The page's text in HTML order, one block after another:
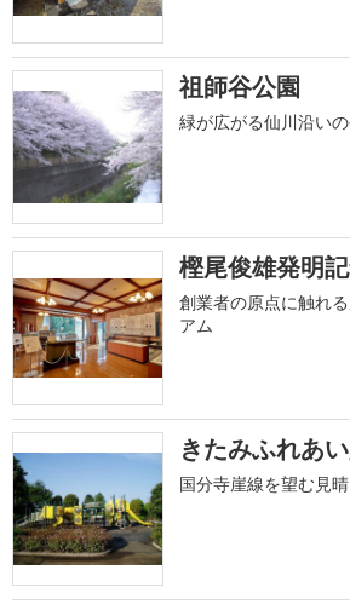
祖師谷公園
緑が広がる仙川沿い
樫尾俊雄発明
創業者の原点に触れ
アム
きたみふれあ
国分寺崖線を望む見